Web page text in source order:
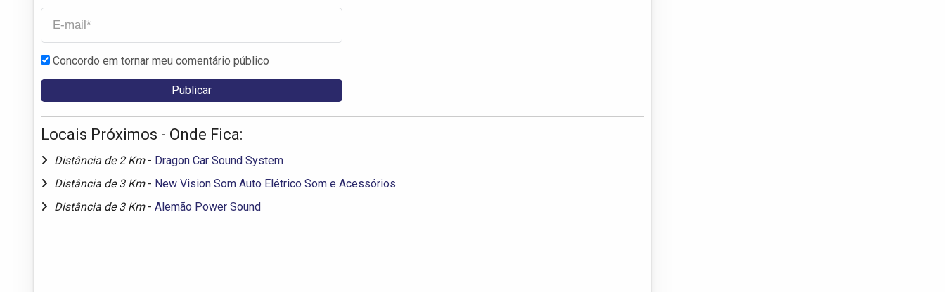
Concordo em tornar meu comentário público
Locais Próximos - Onde Fica:
Distância de 2 Km - Dragon Car Sound System
Distância de 3 Km - New Vision Som Auto Elétrico Som e Acessórios
Distância de 3 Km - Alemão Power Sound